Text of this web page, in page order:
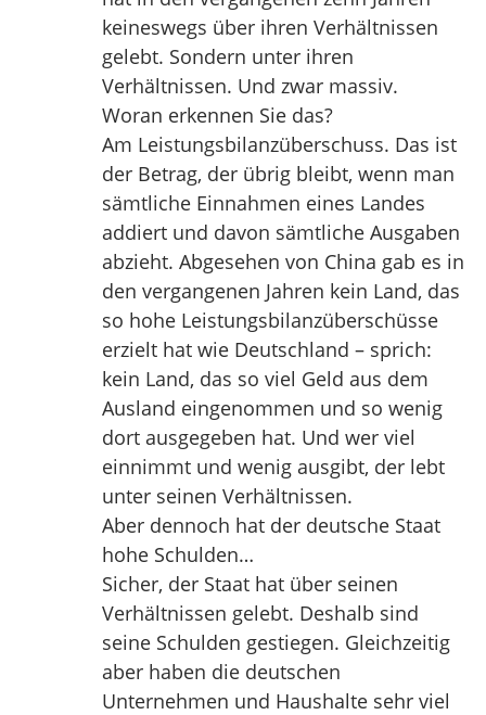
keineswegs über ihren Verhältnissen
gelebt. Sondern unter ihren
Verhältnissen. Und zwar massiv.
Woran erkennen Sie das?
Am Leistungsbilanzüberschuss. Das ist
der Betrag, der übrig bleibt, wenn man
sämtliche Einnahmen eines Landes
addiert und davon sämtliche Ausgaben
abzieht. Abgesehen von China gab es in
den vergangenen Jahren kein Land, das
so hohe Leistungsbilanzüberschüsse
erzielt hat wie Deutschland – sprich:
kein Land, das so viel Geld aus dem
Ausland eingenommen und so wenig
dort ausgegeben hat. Und wer viel
einnimmt und wenig ausgibt, der lebt
unter seinen Verhältnissen.
Aber dennoch hat der deutsche Staat
hohe Schulden…
Sicher, der Staat hat über seinen
Verhältnissen gelebt. Deshalb sind
seine Schulden gestiegen. Gleichzeitig
aber haben die deutschen
Unternehmen und Haushalte sehr viel